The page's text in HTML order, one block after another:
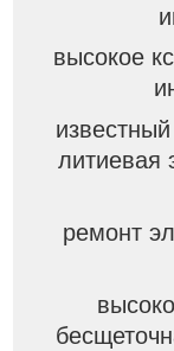
высокое
литиевая
ремонт